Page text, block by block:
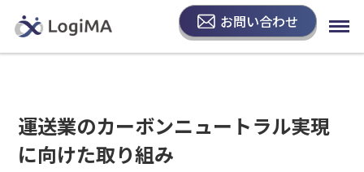
お問い合わせ
運送業のカーボンニュートラル実現
に向けた取り組み